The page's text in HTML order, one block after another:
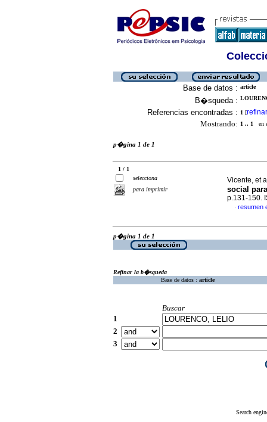
Base de datos : article
B�squeda :
Referencias encontradas : 1 [refinar
Mostrando: 1 .. 1 en
p�gina 1 de 1
1 / 1
selecciona
para imprimir
Vicente, et
social
p.131-150.
· resumen
p�gina 1 de 1
Refinar la b�squeda
Base de datos : article
Buscar
1
2
3
Search